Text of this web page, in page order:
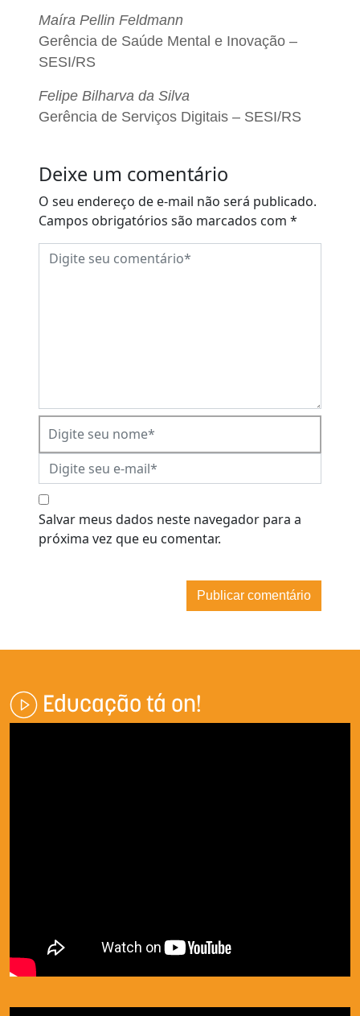
Maíra Pellin Feldmann
Gerência de Saúde Mental e Inovação –
SESI/RS
Felipe Bilharva da Silva
Gerência de Serviços Digitais – SESI/RS
Deixe um comentário
O seu endereço de e-mail não será publicado.
Campos obrigatórios são marcados com *
Salvar meus dados neste navegador para a
próxima vez que eu comentar.
Educação tá on!